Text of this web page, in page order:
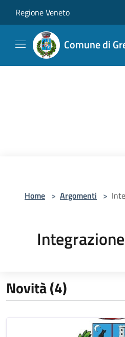
Regione Veneto
Comune di
Home > Argomenti >
Novità (4)